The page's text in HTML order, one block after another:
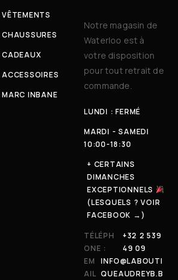
VÊTEMENTS
CHAUSSURES
CADEAUX
ACCESSOIRES
MARC INBANE
Notre magasin de
Waterloo est à
votre disposition
pour tout retrait de
commande.
LUNDI : FERMÉ
MARDI - SAMEDI
10:00-18:30
+ CERTAINS
DIMANCHES
EXCEPTIONNELS
(LESQUELS ? VOIR
FACEBOOK →)
TÉLÉPH
ONE :
+32 2 539
49 09
EM
AIL
INFO@LABOUTI
QUEAUDREYB.B